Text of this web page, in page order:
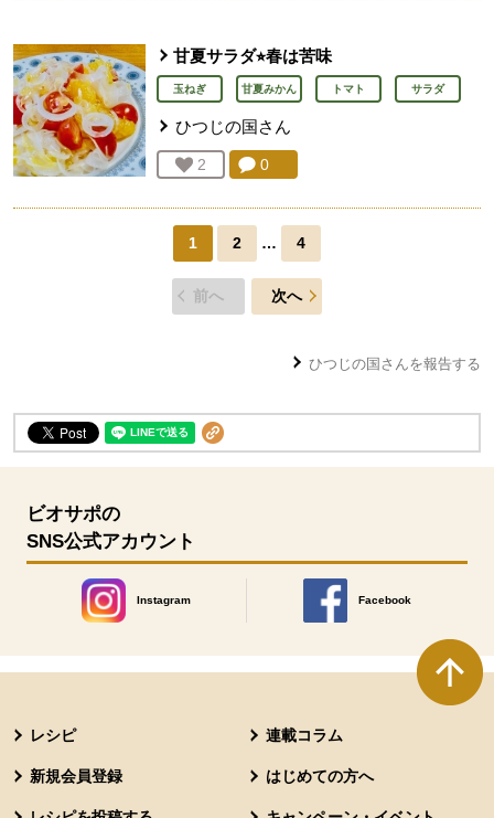
甘夏サラダ⭐︎春は苦味
玉ねぎ 甘夏みかん トマト サラダ
ひつじの国さん
お気に入り登録：
2 人が登録コメント：
0
1 2 … 4
前へ 次へ
ひつじの国さんを報告する
ビオサポの
SNS公式アカウント
Instagram
別のウィンドウで開きます。
Facebook
別のウィンドウで開きます
レシピ 連載コラム
新規会員登録 はじめての方へ